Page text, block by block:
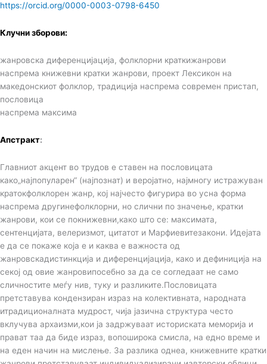
https://orcid.org/0000-0003-0798-6450
Клучни зборови:
жанровска диференцијација, фолклорни краткижанрови
наспрема книжевни кратки жанрови, проект Лексикон на
македонскиот фолклор, традиција наспрема современ пристап,
пословица
наспрема максима
Апстракт:
Главниот акцент во трудов е ставен на пословицата
како„најпопуларен“ (најпознат) и веројатно, најмногу истражуван
кратокфолклорен жанр, кој најчесто фигурира во усна форма
наспрема другинефолклорни, но слични по значење, кратки
жанрови, кои се покнижевни,како што се: максимата,
сентенцијата, велеризмот, цитатот и Марфиевитезакони. Идејата
е да се покаже која е и каква е важноста од
жанровскадистинкција и диференцијација, како и дефиниција на
секој од овие жанровипосебно за да се согледаат не само
сличностите меѓу нив, туку и разликите.Пословицата
претставува кондензиран израз на колективната, народната
итрадиционалната мудрост, чија јазична структура често
вклучува архаизми,кои ја задржуваат историската меморија и
прават таа да биде израз, вопоширока смисла, на едно време и
на еден начин на мислење. За разлика однеа, книжевните кратки